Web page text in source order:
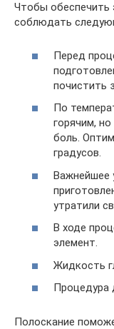
Чтобы обеспечить
соблюдать
Перед
почистить
По
горячим,
боль.
градусов.
Важнейшее
утратили
В ходе
элемент.
Жидкость
Процедура
Полоскание